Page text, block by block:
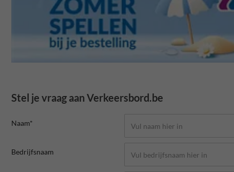
Stel je vraag aan Verkeersbord.be
Naam*
Bedrijfsnaam